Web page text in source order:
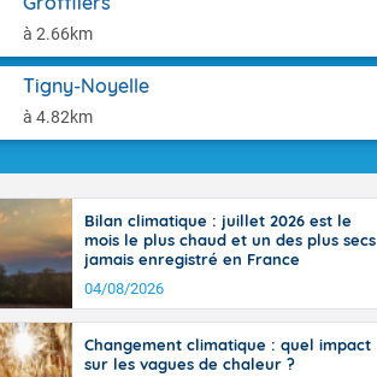
à 2.66km
Tigny-Noyelle
à 4.82km
du pays en
sur la
la chaine
par
nuageuse
km/h. Les
degrés
avec 34 à
et 39 à 40
Bilan climatique : juillet 2026 est le
mois le plus chaud et un des plus secs
jamais enregistré en France
04/08/2026
Changement climatique : quel impact
sur les vagues de chaleur ?